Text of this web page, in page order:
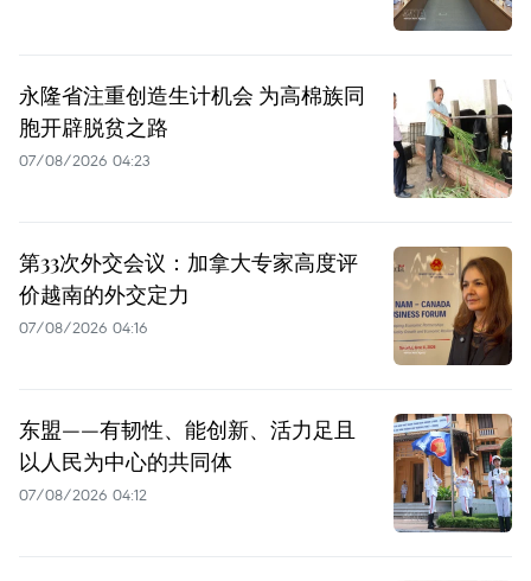
永隆省注重创造生计机会 为高棉族同
胞开辟脱贫之路
07/08/2026 04:23
第33次外交会议：加拿大专家高度评
价越南的外交定力
07/08/2026 04:16
东盟——有韧性、能创新、活力足且
以人民为中心的共同体
07/08/2026 04:12